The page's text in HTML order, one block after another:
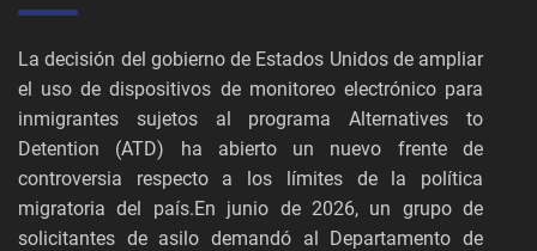
La decisión del gobierno de Estados Unidos de ampliar
el uso de dispositivos de monitoreo electrónico para
inmigrantes sujetos al programa Alternatives to
Detention (ATD) ha abierto un nuevo frente de
controversia respecto a los límites de la política
migratoria del país.En junio de 2026, un grupo de
solicitantes de asilo demandó al Departamento de